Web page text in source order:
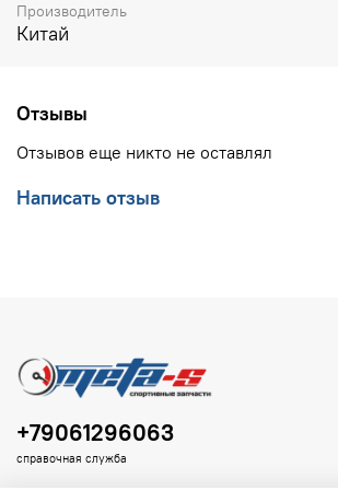
Производитель
Китай
Отзывы
Отзывов еще никто не оставлял
Написать отзыв
+79061296063
справочная служба